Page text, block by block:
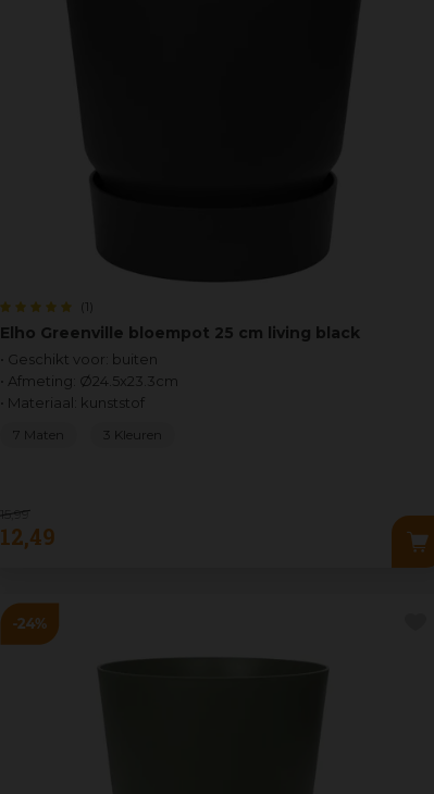
Elho Greenville bloempot 25 cm living black
(1)
• Geschikt voor: buiten
• Afmeting: Ø24.5x23.3cm
• Materiaal: kunststof
15,99
12,49
7 Maten 3 Kleuren